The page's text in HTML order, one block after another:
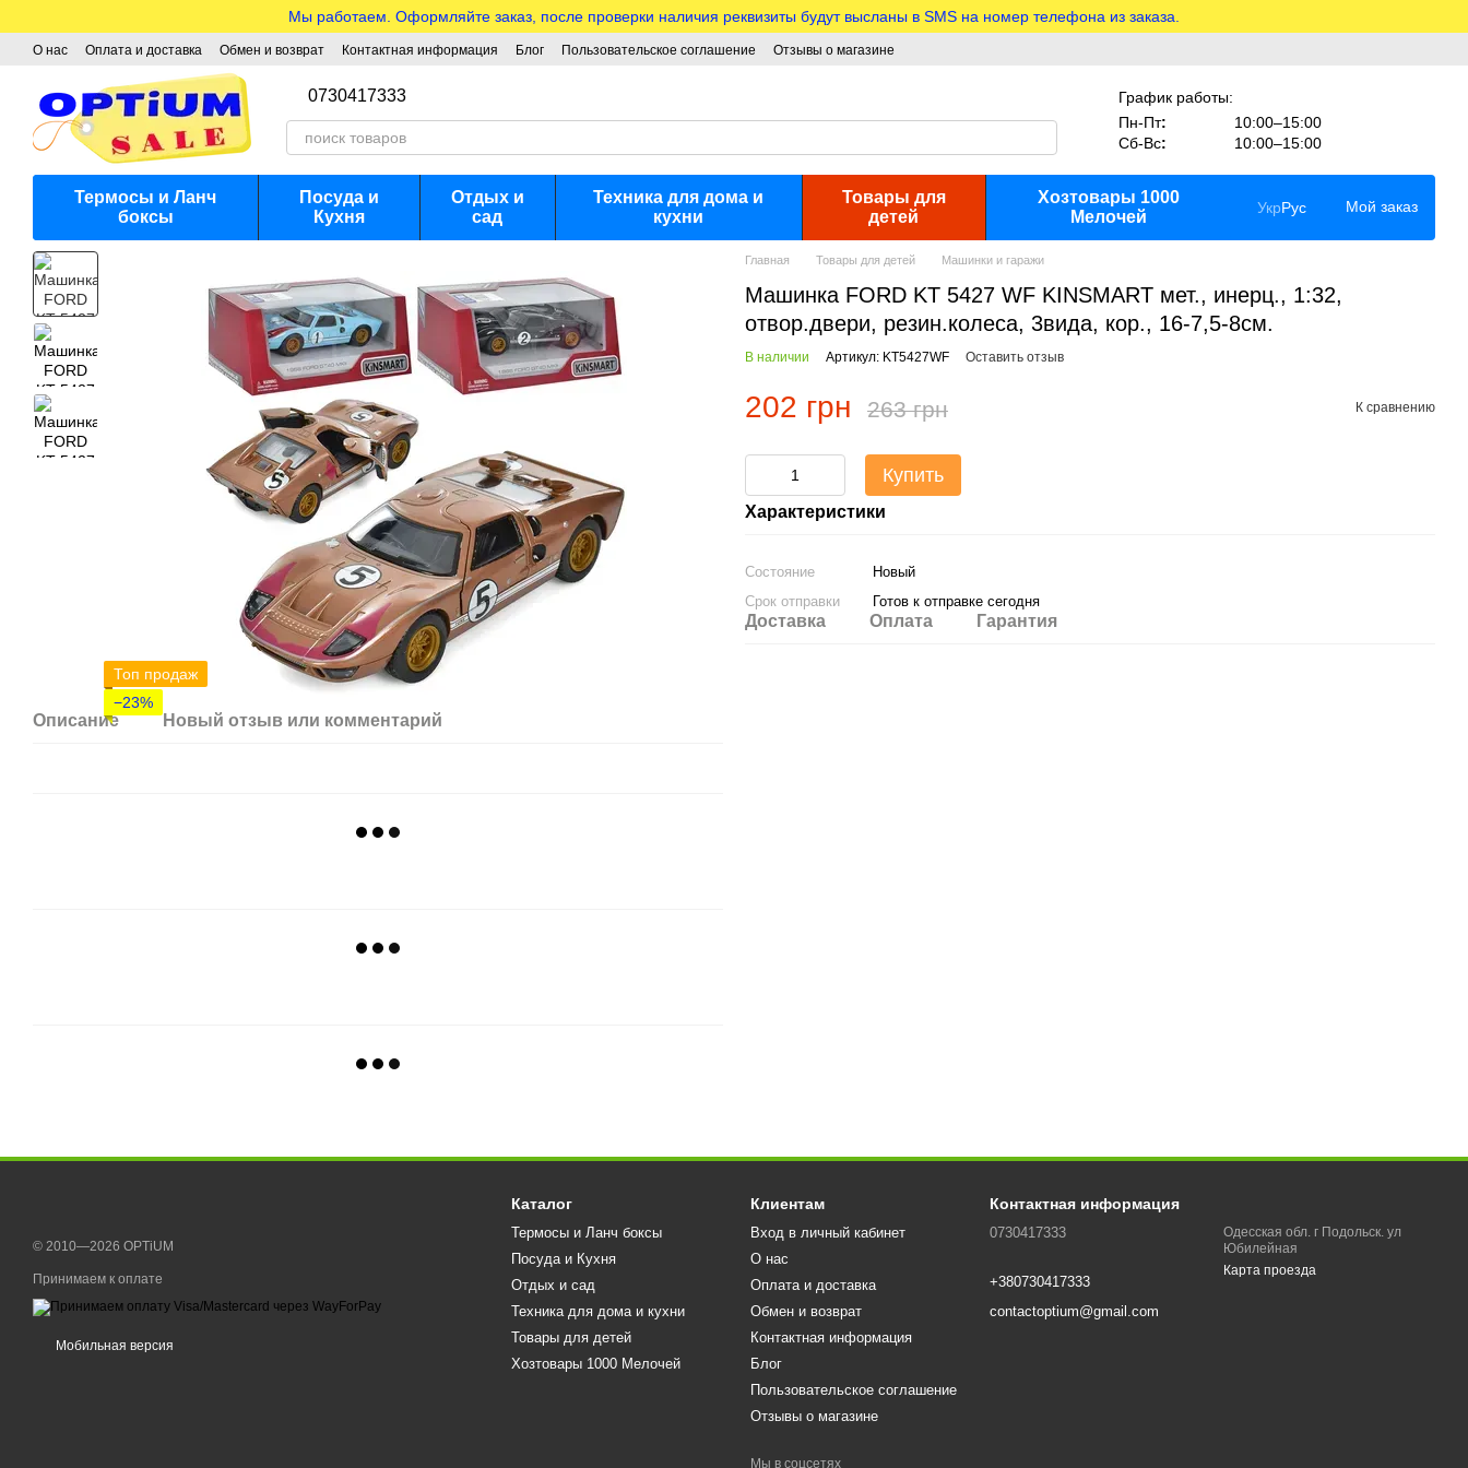
Мы работаем. Оформляйте заказ, после проверки наличия реквизиты будут высланы в SMS на номер телефона из заказа.
О нас Оплата и доставка Обмен и возврат Контактная информация Блог Пользовательское соглашение Отзывы о магазине
0730417333
График работы:
Пн-Пт:
10:00–15:00
Сб-Вс: 10:00–15:00
Термосы и Ланч
боксы
Посуда и
Кухня
Отдых и
сад
Техника для дома и
кухни
Товары для
детей
Хозтовары 1000
Мелочей
УкрРус Мой заказ
Топ продаж
−23%
Описание Новый отзыв или комментарий
Главная Товары для детей Машинки и гаражи
Машинка FORD KT 5427 WF KINSMART мет., инерц., 1:32,
отвор.двери, резин.колеса, 3вида, кор., 16-7,5-8см.
В наличии Артикул: KT5427WF Оставить отзыв
202 грн 263 грн К сравнению
Купить
Характеристики
Состояние
Новый
Срок отправки
Готов к отправке сегодня
Доставка Оплата Гарантия
© 2010—2026 OPTiUM
Принимаем к оплате
Мобильная версия
Каталог
Термосы и Ланч боксы
Посуда и Кухня
Отдых и сад
Техника для дома и кухни
Товары для детей
Хозтовары 1000 Мелочей
Клиентам
Вход в личный кабинет
О нас
Оплата и доставка
Обмен и возврат
Контактная информация
Блог
Пользовательское соглашение
Отзывы о магазине
Мы в соцсетях
Контактная информация
0730417333
+380730417333
contactoptium@gmail.com
Одесская обл. г Подольск. ул
Юбилейная
Карта проезда